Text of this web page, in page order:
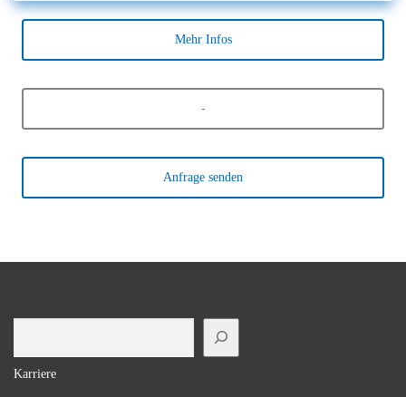
Mehr Infos
-
Anfrage senden
Karriere